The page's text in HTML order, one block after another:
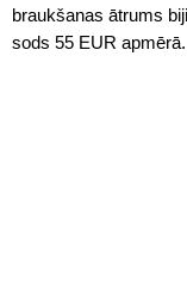
braukšanas ātrums
sods 55 EUR apmērā.